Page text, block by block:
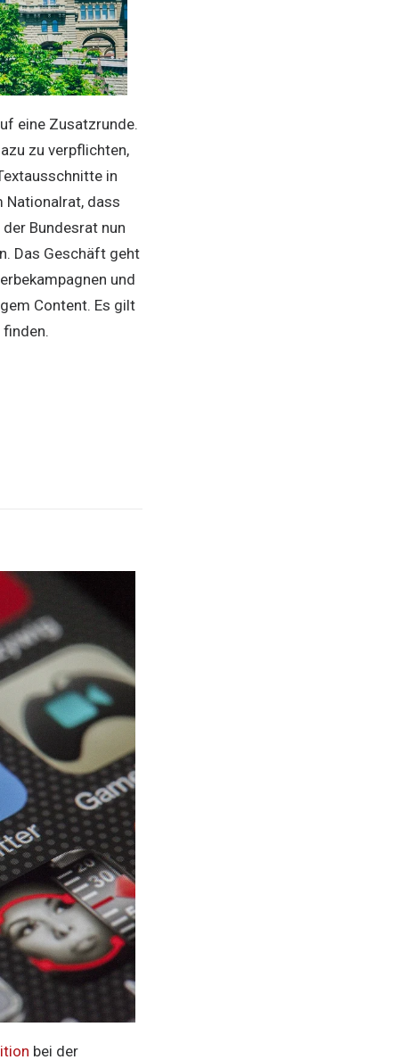
eine Zusatzrunde.
zu verpflichten,
in
Nationalrat, dass
Bundesrat nun
Das Geschäft geht
und
Content. Es gilt
bei der